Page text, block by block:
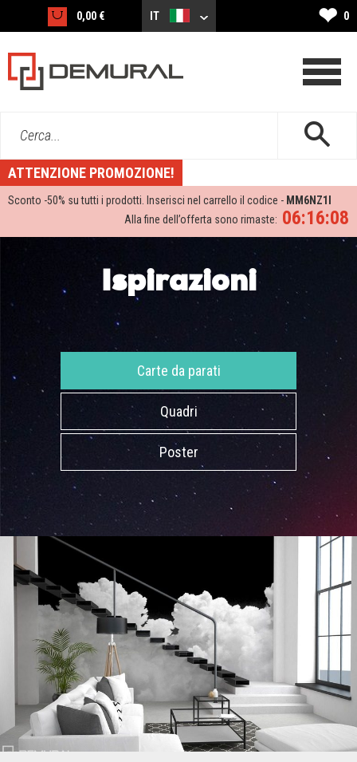
0,00 € IT ❤ 0
Cerca...
ATTENZIONE PROMOZIONE!
Sconto -50% su tutti i prodotti. Inserisci nel carrello il codice - MM6NZ1I
06:16:06
Alla fine dell’offerta sono rimaste:
Ispirazioni
Carte da parati
Quadri
Poster